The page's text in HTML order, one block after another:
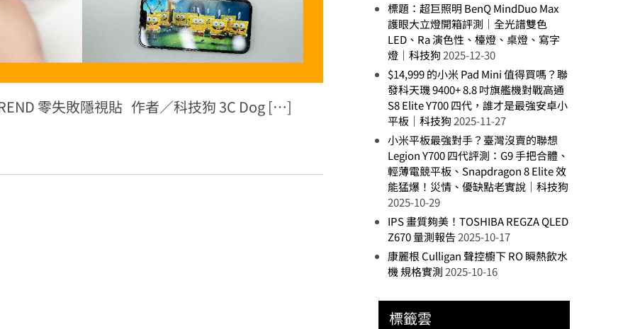
零失敗隱視貼 作者／科技狗 3C Dog […]
標題：超巨照明 BenQ MindDuo Max
護眼大立燈開箱評測｜全光譜雙色
LED、Ra 演色性、檯燈、桌燈、寫字
燈｜科技狗2025-12-30
$14,999 的小米 Pad Mini 值得買嗎？聯
發科天璣 9400+ 8.8 吋旗艦機對戰高通
S8 Elite Y700 四代，誰才是最強安卓小
平板｜科技狗2025-11-27
小米平板最強對手？臺灣沒賣的聯想
Legion Y700 四代評測：G9 手把合體、
輕薄電競平板、Snapdragon 8 Elite 效
能猛爆！災情、優缺點老實說｜科技狗
2025-10-29
IPS 畫質夠美！TOSHIBA REGZA QLED
Z670 量測報告2025-10-17
康麗根 Culligan 聲控櫥下 RO 瞬熱飲水
機 規格實測2025-10-16
標籤雲